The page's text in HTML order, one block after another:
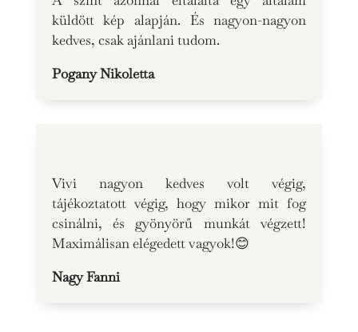
küldött kép alapján. És nagyon-nagyon
kedves, csak ajánlani tudom.
Pogany Nikoletta
Vivi nagyon kedves volt végig,
tájékoztatott végig, hogy mikor mit fog
csinálni, és gyönyörű munkát végzett!
Maximálisan elégedett vagyok!😊
Nagy Fanni